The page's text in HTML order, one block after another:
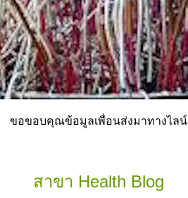
ขอขอบคุณข้อมูลเพื่อนส่งมาทางไลน์
สาขา Health Blog